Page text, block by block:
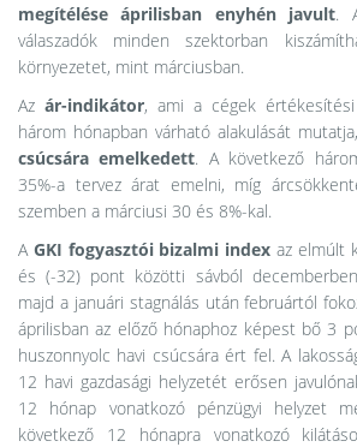
megítélése áprilisban enyhén javult.
válaszadók minden szektorban
környezetet, mint márciusban.
Az ár-indikátor, ami a cégek
három hónapban várható alakulását mutatja,
csúcsára emelkedett. A következő
35%-a tervez árat emelni, míg
szemben a márciusi 30 és 8%-kal.
A GKI fogyasztói bizalmi index az elmúlt
és (-32) pont közötti sávból
majd a januári stagnálás után februártól
áprilisban az előző hónaphoz képest bő 3
huszonnyolc havi csúcsára ért fel. A
12 havi gazdasági helyzetét erősen
12 hónap vonatkozó pénzügyi helyzet
következő 12 hónapra vonatkozó